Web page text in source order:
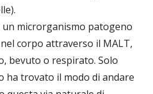
microrganismo patogeno
corpo attraverso il MALT,
bevuto o respirato. Solo
ha trovato il modo di andare